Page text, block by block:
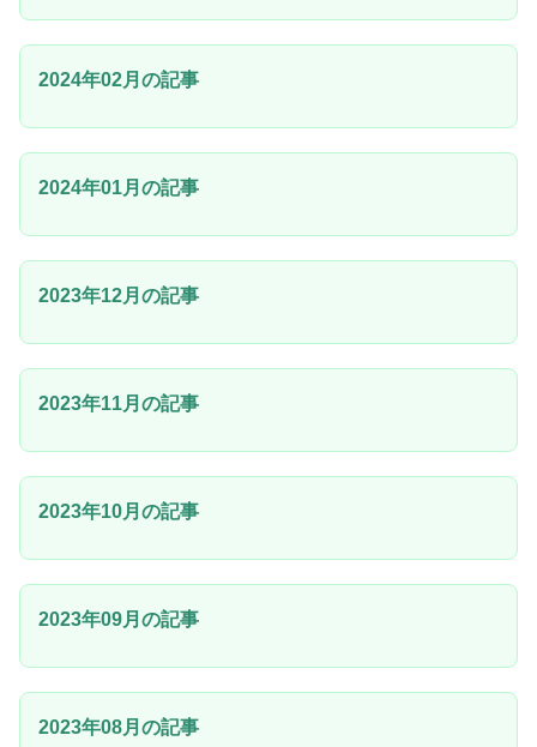
2024年02月の記事
2024年01月の記事
2023年12月の記事
2023年11月の記事
2023年10月の記事
2023年09月の記事
2023年08月の記事